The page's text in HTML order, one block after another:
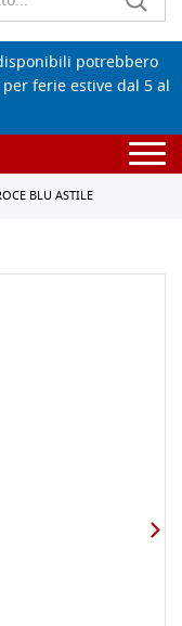
potrebbero
ferie estive dal 5 al
BLU ASTILE